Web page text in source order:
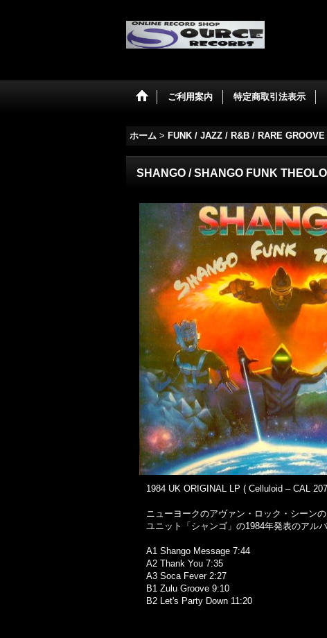
ご利用案内 特定商取引法表示
ホーム > FUNK / JAZZ / R&B / RARE GROOVE
SHANGO / SHANGO FUNK
1984 UK ORIGINAL LP ( Celluloid ‎– CAL
ニューヨークのアヴァン・ロック・シーン
ユニット「シャンゴ」の1984年発表のアル
A1 Shango Message 7:44
A2 Thank You 7:35
A3 Soca Fever 2:27
B1 Zulu Groove 9:10
B2 Let's Party Down 11:20